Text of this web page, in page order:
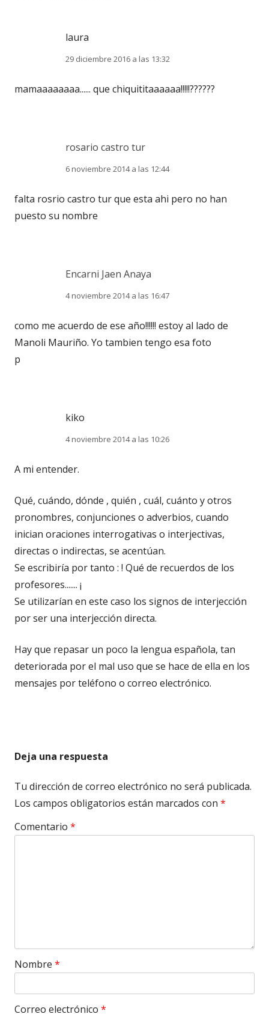
laura
29 diciembre 2016 a las 13:32
mamaaaaaaaa...... que chiquititaaaaaa!!!!!??????
rosario castro tur
6 noviembre 2014 a las 12:44
falta rosrio castro tur que esta ahi pero no han
puesto su nombre
Encarni Jaen Anaya
4 noviembre 2014 a las 16:47
como me acuerdo de ese año!!!!!! estoy al lado de
Manoli Mauriño. Yo tambien tengo esa foto
p
kiko
4 noviembre 2014 a las 10:26
A mi entender.
Qué, cuándo, dónde , quién , cuál, cuánto y otros
pronombres, conjunciones o adverbios, cuando
inician oraciones interrogativas o interjectivas,
directas o indirectas, se acentúan.
Se escribiría por tanto : ! Qué de recuerdos de los
profesores....... ¡
Se utilizarían en este caso los signos de interjección
por ser una interjección directa.
Hay que repasar un poco la lengua española, tan
deteriorada por el mal uso que se hace de ella en los
mensajes por teléfono o correo electrónico.
Deja una respuesta
Tu dirección de correo electrónico no será publicada.
Los campos obligatorios están marcados con *
Comentario *
Nombre *
Correo electrónico *